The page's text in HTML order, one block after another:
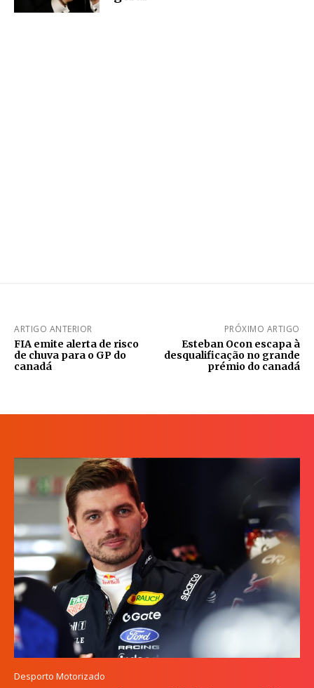
ARTIGO ANTERIOR
FIA emite alerta de risco
de chuva para o GP do
canadá
PRÓXIMO ARTIGO
Esteban Ocon escapa à
desqualificação no grande
prémio do canadá
Desporto Motorizado